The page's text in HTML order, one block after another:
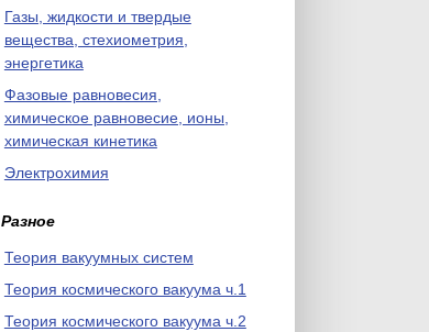
Газы, жидкости и твердые
вещества, стехиометрия,
энергетика
Фазовые равновесия,
химическое равновесие, ионы,
химическая кинетика
Электрохимия
Разное
Теория вакуумных систем
Теория космического вакуума ч.1
Теория космического вакуума ч.2